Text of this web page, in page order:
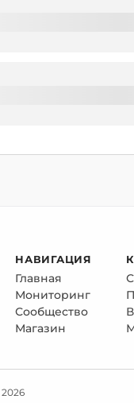
НАВИГАЦИЯ
Главная
Мониторинг
Сообщество
Магазин
2026